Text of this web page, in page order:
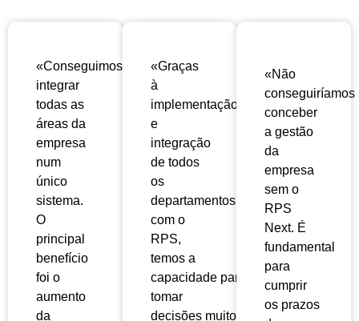
«Conseguimos
integrar
todas as
áreas da
empresa
num
único
sistema.
O
principal
benefício
foi o
aumento
da
«Graças
à
implementação
e
integração
de todos
os
departamentos
com o
RPS,
temos a
capacidade para
tomar
decisões muito
«Não
conseguiríamos
conceber
a gestão
da
empresa
sem o
RPS
Next. É
fundamental
para
cumprir
os prazos